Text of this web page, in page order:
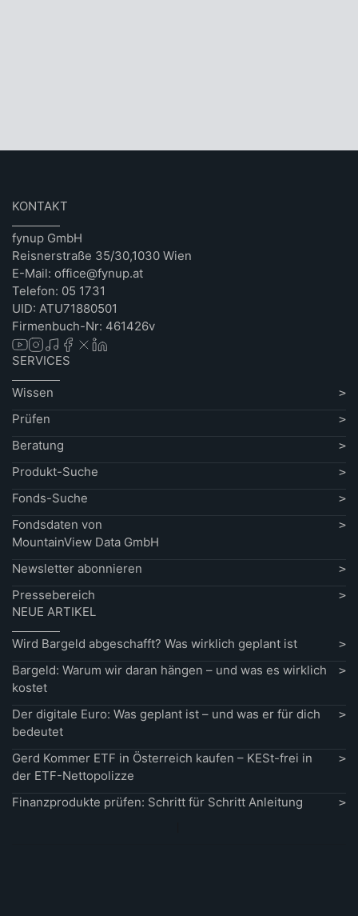
KONTAKT
fynup GmbH
Reisnerstraße 35/30,1030 Wien
E-Mail: office@fynup.at
Telefon: 05 1731
UID: ATU71880501
Firmenbuch-Nr: 461426v
SERVICES
Wissen
Prüfen
Beratung
Produkt-Suche
Fonds-Suche
Fondsdaten von
MountainView Data GmbH
Newsletter abonnieren
Pressebereich
NEUE ARTIKEL
Wird Bargeld abgeschafft? Was wirklich geplant ist
Bargeld: Warum wir daran hängen – und was es wirklich
kostet
Der digitale Euro: Was geplant ist – und was er für dich
bedeutet
Gerd Kommer ETF in Österreich kaufen – KESt-frei in
der ETF-Nettopolizze
Finanzprodukte prüfen: Schritt für Schritt Anleitung